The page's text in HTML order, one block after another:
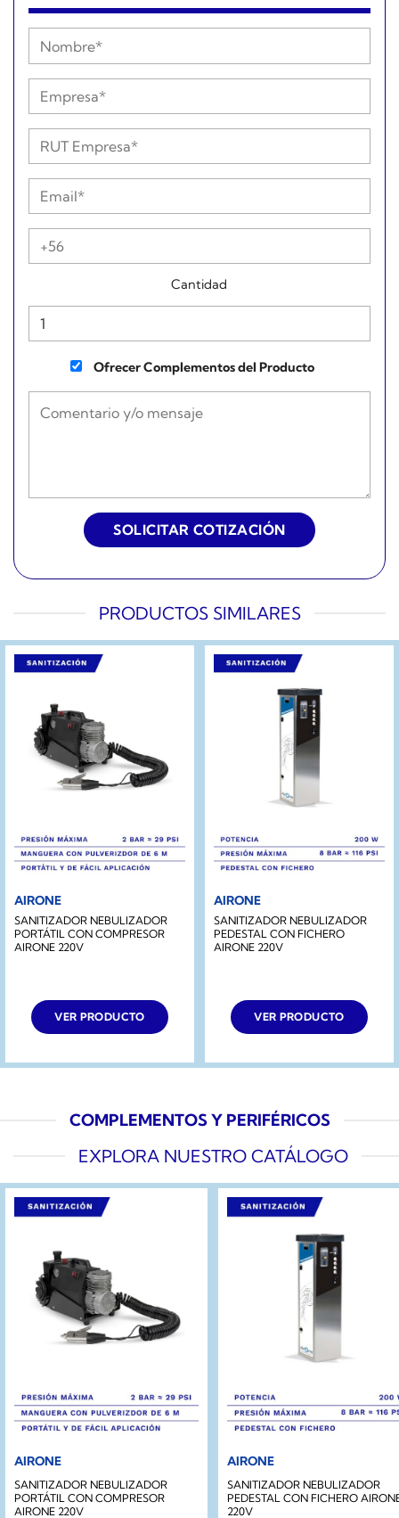
Cantidad
Ofrecer Complementos del Producto
PRODUCTOS SIMILARES
AIRONE
SANITIZADOR NEBULIZADOR
PORTÁTIL CON COMPRESOR
AIRONE 220V
VER PRODUCTO
AIRONE
SANITIZADOR NEBULIZADOR
PEDESTAL CON FICHERO
AIRONE 220V
VER PRODUCTO
COMPLEMENTOS Y PERIFÉRICOS
EXPLORA NUESTRO CATÁLOGO
AIRONE
SANITIZADOR NEBULIZADOR
PORTÁTIL CON COMPRESOR
AIRONE 220V
AIRONE
SANITIZADOR NEBULIZADOR
PEDESTAL CON FICHERO
220V